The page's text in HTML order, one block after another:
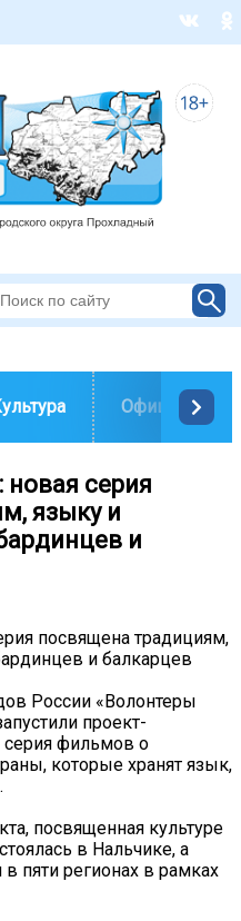
Официально
новая серия
языку и
и
посвящена традициям,
и балкарцев
России «Волонтеры
проект-
серия фильмов о
которые хранят язык,
посвященная культуре
в Нальчике, а
пяти регионах в рамках